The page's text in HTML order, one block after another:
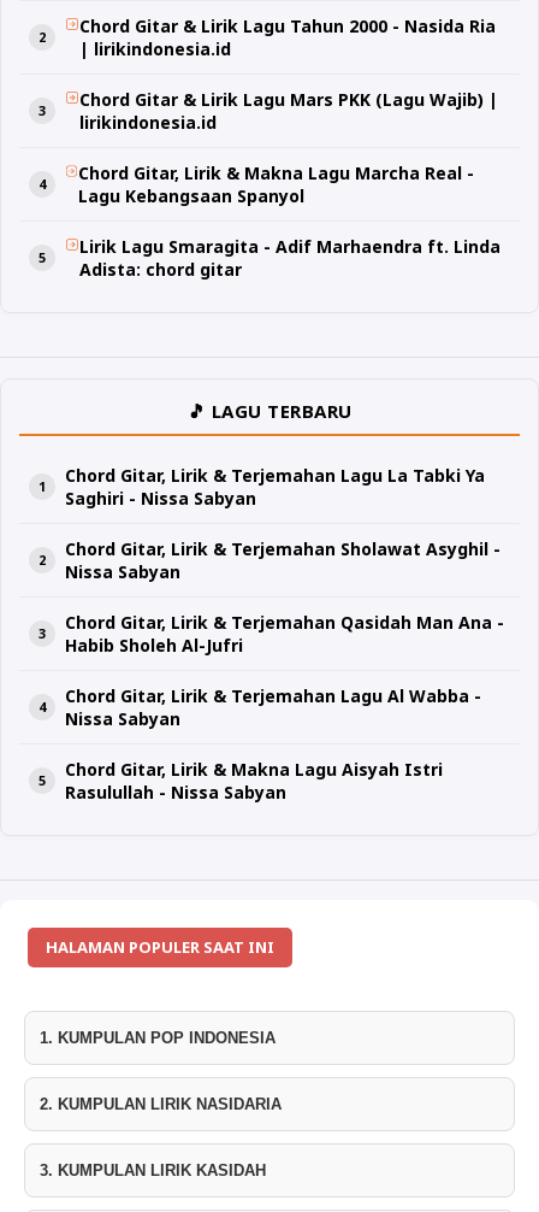
Chord Gitar & Lirik Lagu Tahun 2000 - Nasida Ria
| lirikindonesia.id
Chord Gitar & Lirik Lagu Mars PKK (Lagu Wajib) |
lirikindonesia.id
Chord Gitar, Lirik & Makna Lagu Marcha Real -
Lagu Kebangsaan Spanyol
Lirik Lagu Smaragita - Adif Marhaendra ft. Linda
Adista: chord gitar
🎵 LAGU TERBARU
Chord Gitar, Lirik & Terjemahan Lagu La Tabki Ya
Saghiri - Nissa Sabyan
Chord Gitar, Lirik & Terjemahan Sholawat Asyghil -
Nissa Sabyan
Chord Gitar, Lirik & Terjemahan Qasidah Man Ana -
Habib Sholeh Al-Jufri
Chord Gitar, Lirik & Terjemahan Lagu Al Wabba -
Nissa Sabyan
Chord Gitar, Lirik & Makna Lagu Aisyah Istri
Rasulullah - Nissa Sabyan
HALAMAN POPULER SAAT INI
1. KUMPULAN POP INDONESIA
2. KUMPULAN LIRIK NASIDARIA
3. KUMPULAN LIRIK KASIDAH